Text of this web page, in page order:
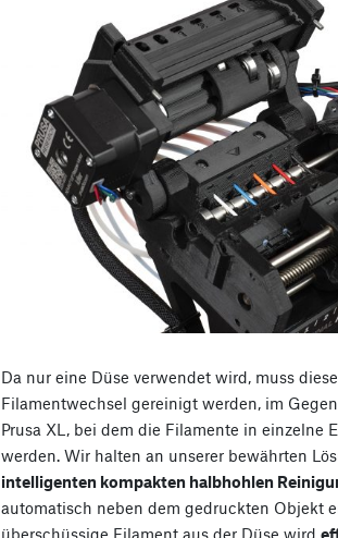
Da nur eine Düse verwendet wird, muss
Filamentwechsel gereinigt werden, im
Prusa XL, bei dem die Filamente in einzelne
werden. Wir halten an unserer bewährten
intelligenten kompakten halbhohlen
automatisch neben dem gedruckten Objekt
überschüssige Filament aus der Düse wird